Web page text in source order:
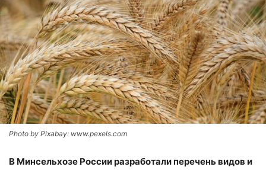
Photo by Pixabay: www.pexels.com
В Минсельхозе России разработали перечень видов и